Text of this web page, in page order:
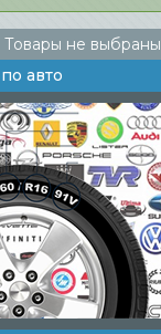
Товары не выбраны
авто